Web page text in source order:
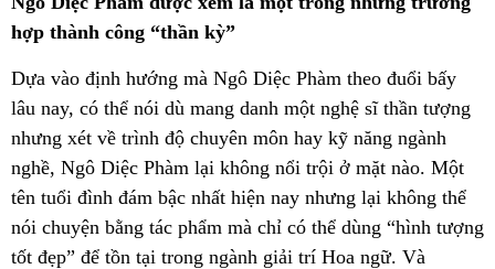
hợp thành công “thần kỳ”
Dựa vào định hướng mà Ngô Diệc Phàm theo đuổi bấy
lâu nay, có thể nói dù mang danh một nghệ sĩ thần tượng
nhưng xét về trình độ chuyên môn hay kỹ năng ngành
nghề, Ngô Diệc Phàm lại không nổi trội ở mặt nào. Một
tên tuổi đình đám bậc nhất hiện nay nhưng lại không thể
nói chuyện bằng tác phẩm mà chỉ có thể dùng “hình tượng
tốt đẹp” để tồn tại trong ngành giải trí Hoa ngữ. Và